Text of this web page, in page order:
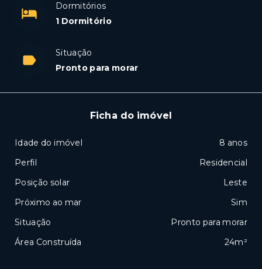
Dormitórios
1 Dormitório
Situação
Pronto para morar
Ficha do imóvel
Idade do imóvel
8 anos
Perfil
Residencial
Posição solar
Leste
Próximo ao mar
Sim
Situação
Pronto para morar
Área Construída
24m²